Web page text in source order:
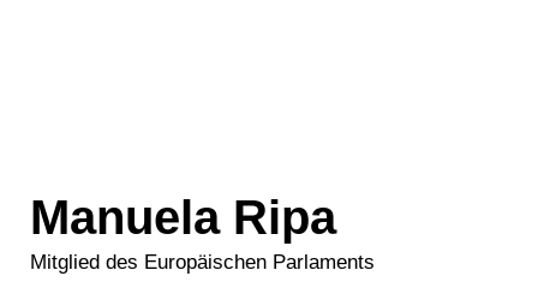
Manuela Ripa
Mitglied des Europäischen Parlaments